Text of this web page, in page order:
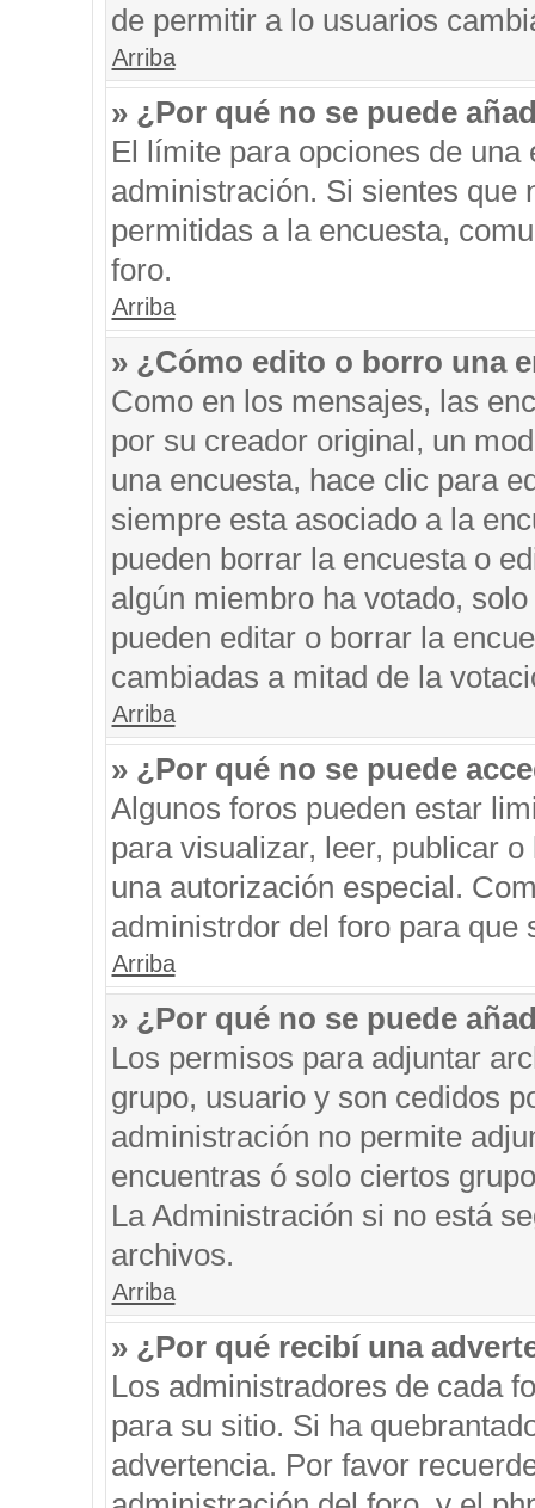
de permitir a lo usuarios
Arriba
» ¿Por qué no se puede
El límite para opciones de una
administración. Si sientes que
permitidas a la encuesta,
foro.
Arriba
» ¿Cómo edito o borro una
Como en los mensajes, las
por su creador original, un
una encuesta, hace clic para
siempre esta asociado a la
pueden borrar la encuesta o
algún miembro ha votado,
pueden editar o borrar la
cambiadas a mitad de la
Arriba
» ¿Por qué no se puede
Algunos foros pueden estar
para visualizar, leer, publicar
una autorización especial.
administrdor del foro para que
Arriba
» ¿Por qué no se puede
Los permisos para adjuntar
grupo, usuario y son cedidos
administración no permite
encuentras ó solo ciertos
La Administración si no está
archivos.
Arriba
» ¿Por qué recibí una
Los administradores de cada
para su sitio. Si ha
advertencia. Por favor